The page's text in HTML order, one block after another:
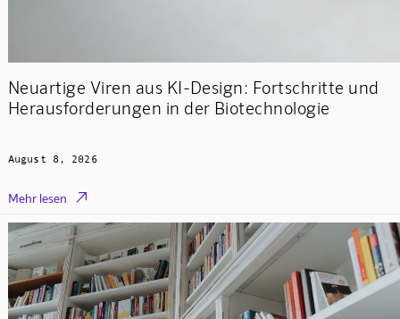
Neuartige Viren aus KI-Design: Fortschritte und
Herausforderungen in der Biotechnologie
August 8, 2026
Mehr lesen 